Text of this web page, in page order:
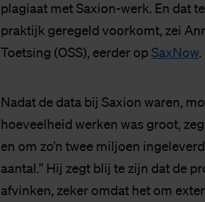
plagiaat met Saxion-werk. En dat
praktijk geregeld voorkomt, zei
Toetsing (OSS), eerder opSaxNow.
Nadat de data bij Saxion waren,
hoeveelheid werken was groot,
en om zo’n twee miljoen
aantal.” Hij zegt blij te zijn dat de
afvinken, zeker omdat het om